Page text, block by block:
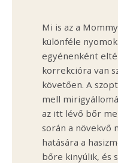
Mi is az a
különféle
egyénenként
korrekcióra van
követően. A
mell
az itt lévő bőr
során a növekvő
hatására a
bőre kinyúlik, és